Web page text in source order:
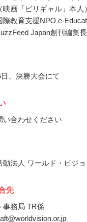
画「ビリギャル」本人）
教育支援NPO e-
Japan創刊編集長
、決勝大会にて
い合わせください
動法人 ワールド・ビジ
先
事務局 TR係